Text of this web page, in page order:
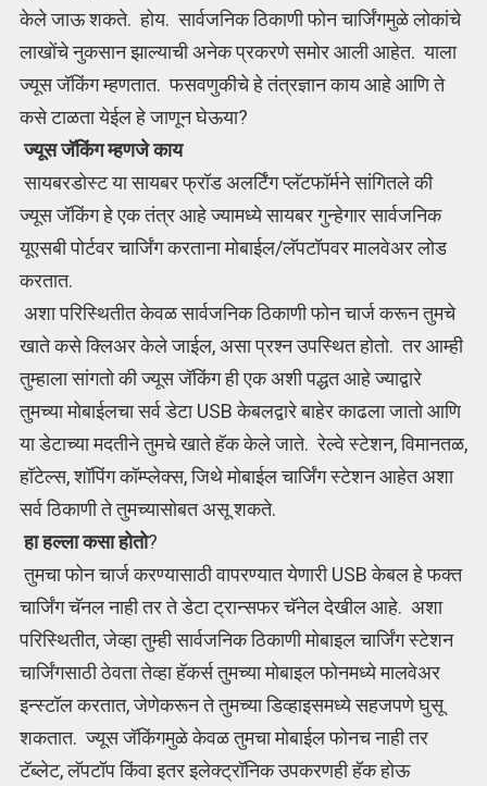
केले जाऊ शकते. होय. सार्वजनिक ठिकाणी फोन चार्जिंगमुळे लोकांचे
लाखोंचे नुकसान झाल्याची अनेक प्रकरणे समोर आली आहेत. याला
ज्यूस जॅकिंग म्हणतात. फसवणुकीचे हे तंत्रज्ञान काय आहे आणि ते
कसे टाळता येईल हे जाणून घेऊया?
ज्यूस जॅकिंग म्हणजे काय
सायबरडोस्ट या सायबर फ्रॉड अलर्टिंग प्लॅटफॉर्मने सांगितले की
ज्यूस जॅकिंग हे एक तंत्र आहे ज्यामध्ये सायबर गुन्हेगार सार्वजनिक
यूएसबी पोर्टवर चार्जिंग करताना मोबाईल/लॅपटॉपवर मालवेअर लोड
करतात.
अशा परिस्थितीत केवळ सार्वजनिक ठिकाणी फोन चार्ज करून तुमचे
खाते कसे क्लिअर केले जाईल, असा प्रश्न उपस्थित होतो. तर आम्ही
तुम्हाला सांगतो की ज्यूस जॅकिंग ही एक अशी पद्धत आहे ज्याद्वारे
तुमच्या मोबाईलचा सर्व डेटा USB केबलद्वारे बाहेर काढला जातो आणि
या डेटाच्या मदतीने तुमचे खाते हॅक केले जाते. रेल्वे स्टेशन, विमानतळ,
हॉटेल्स, शॉपिंग कॉम्प्लेक्स, जिथे मोबाईल चार्जिंग स्टेशन आहेत अशा
सर्व ठिकाणी ते तुमच्यासोबत असू शकते.
हा हल्ला कसा होतो?
तुमचा फोन चार्ज करण्यासाठी वापरण्यात येणारी USB केबल हे फक्त
चार्जिंग चॅनल नाही तर ते डेटा ट्रान्सफर चॅनेल देखील आहे. अशा
परिस्थितीत, जेव्हा तुम्ही सार्वजनिक ठिकाणी मोबाइल चार्जिंग स्टेशन
चार्जिंगसाठी ठेवता तेव्हा हॅकर्स तुमच्या मोबाइल फोनमध्ये मालवेअर
इन्स्टॉल करतात, जेणेकरून ते तुमच्या डिव्हाइसमध्ये सहजपणे घुसू
शकतात. ज्यूस जॅकिंगमुळे केवळ तुमचा मोबाईल फोनच नाही तर
टॅब्लेट, लॅपटॉप किंवा इतर इलेक्ट्रॉनिक उपकरणही हॅक होऊ